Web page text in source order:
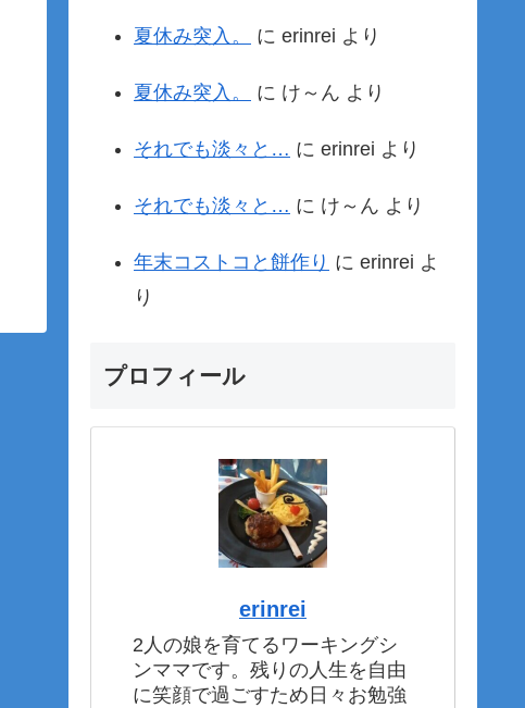
夏休み突入。 に erinrei より
夏休み突入。 に け～ん より
それでも淡々と… に erinrei より
それでも淡々と… に け～ん より
年末コストコと餅作り に erinrei よ
り
プロフィール
erinrei
2人の娘を育てるワーキングシ
ンママです。残りの人生を自由
に笑顔で過ごすため日々お勉強